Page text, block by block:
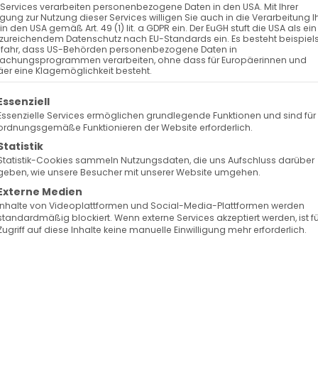
e.V.,
weiter verbessern und sicherstellen, dass Sie die
sowie aktuelle Ankündigungen auf dem für Sie
dem Instagram-Kanal, WhatsApp- und
Gemeinde-Newsletter – und genau dazu
zu erfahren, welche Kanäle Sie bevorzugen
Wir freuen uns sehr, wenn Sie sich ein
verarbeiten personenbezogene Daten in den USA. Mit Ihrer
zur Nutzung dieser Services willigen Sie auch in die Verarbeitung
den USA gemäß Art. 49 (1) lit. a GDPR ein. Der EuGH stuft die USA als
Datenschutz nach EU-Standards ein. Es besteht
dass US-Behörden personenbezogene Daten in
verarbeiten, ohne dass für Europäerinnen und
eine Klagemöglichkeit besteht.
eine Liste der Service-Gruppen, für die eine
Services ermöglichen grundlegende Funktionen und sind
Funktionieren der Website erforderlich.
Cookies sammeln Nutzungsdaten, die uns Aufschluss darüber
wie unsere Besucher mit unserer Website umgehen.
Medien
von Videoplattformen und Social-Media-Plattformen werden
blockiert. Wenn externe Services akzeptiert werden, ist
auf diese Inhalte keine manuelle Einwilligung mehr erforderlich.